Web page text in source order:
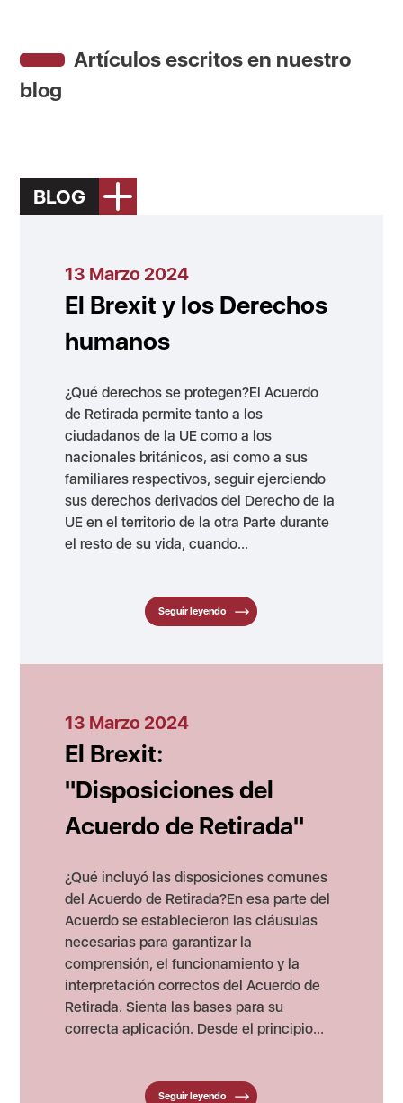
Artículos escritos en nuestro
blog
BLOG
13 Marzo 2024
El Brexit y los Derechos
humanos
¿Qué derechos se protegen?El Acuerdo
de Retirada permite tanto a los
ciudadanos de la UE como a los
nacionales británicos, así como a sus
familiares respectivos, seguir ejerciendo
sus derechos derivados del Derecho de la
UE en el territorio de la otra Parte durante
el resto de su vida, cuando...
Seguir leyendo
13 Marzo 2024
El Brexit:
"Disposiciones del
Acuerdo de Retirada"
¿Qué incluyó las disposiciones comunes
del Acuerdo de Retirada?En esa parte del
Acuerdo se establecieron las cláusulas
necesarias para garantizar la
comprensión, el funcionamiento y la
interpretación correctos del Acuerdo de
Retirada. Sienta las bases para su
correcta aplicación. Desde el principio...
Seguir leyendo